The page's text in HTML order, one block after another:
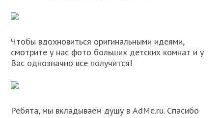
Чтобы вдохновиться оригинальными идеями,
смотрите у нас фото больших детских комнат и у
Вас однозначно все получится!
Ребята, мы вкладываем душу в AdMe.ru. Cпасибо